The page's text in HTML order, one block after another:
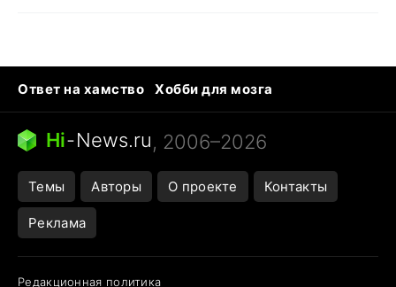
Ответ на хамство
Хобби для мозга
Бензин 100 vs 95
Тунцы в океанариуме
Следующая пандемия
Hi-News.ru, 2006–2026
Темы Авторы О проекте Контакты
Реклама
Редакционная политика